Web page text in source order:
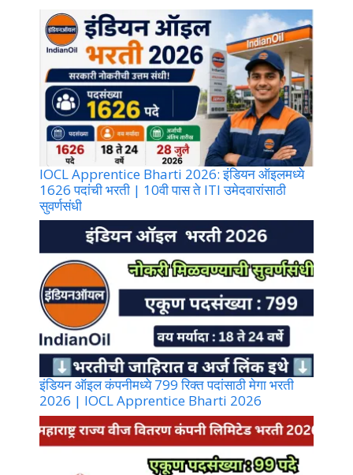
IOCL Apprentice Bharti 2026: इंडियन ऑइलमध्ये
1626 पदांची भरती | 10वी पास ते ITI उमेदवारांसाठी
सुवर्णसंधी
इंडियन ऑइल कंपनीमध्ये 799 रिक्त पदांसाठी मेगा भरती
2026 | IOCL Apprentice Bharti 2026